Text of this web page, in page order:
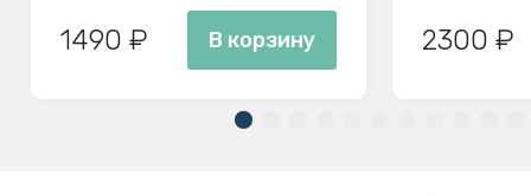
1490 ₽ В корзину 2300 ₽